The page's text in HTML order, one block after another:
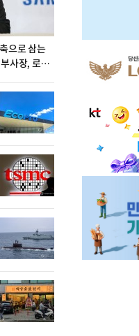
으로 삼는
사장, 로보